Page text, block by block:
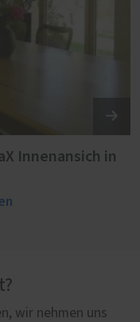
Innenansich in
wir nehmen uns